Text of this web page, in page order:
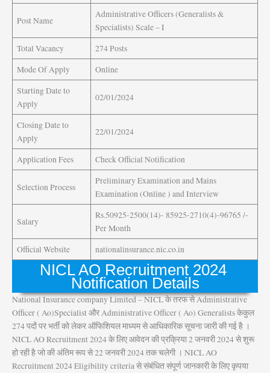
Post Name
Administrative Officers (Generalists &
Specialists) Scale – I
Total Vacancy
274 Posts
Mode Of Apply
Online
Starting Date to
Apply
02/01/2024
Closing Date to
Apply
22/01/2024
Application Fees Check Official Notification
Selection Process
Preliminary Examination and Mains
Examination (Online ) and Interview
Salary
Rs.50925-2500(14)- 85925-2710(4)-96765 /-
Per Month
Official Website
nationalinsurance.nic.co.in
NICL AO Recruitment 2024
Notification Details
National Insurance company Limited – NICL के तरफ से Administrative
Officer ( Ao)Specialist और Administrative Officer ( Ao) Generalists केकुल
274 पदों पर भर्ती को लेकर ऑफिशियल माध्यम से आधिकारिक सूचना जारी की गई है ।
NICL AO Recruitment 2024 के लिए आवेदन की प्रक्रिया 2 जनवरी 2024 से शुरू
हो रही है जो की अंतिम रूप से 22 जनवरी 2024 तक चलेगी । NICL AO
Recruitment 2024 Eligibility criteria से संबंधित संपूर्ण जानकारी के लिए कृपया